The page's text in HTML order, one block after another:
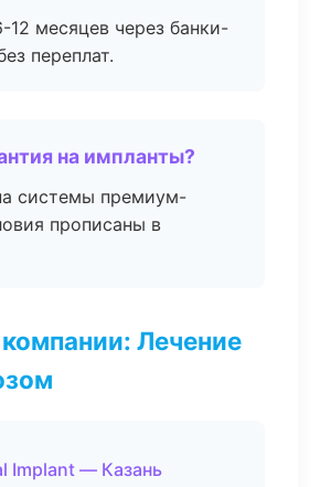
12 месяцев через банки-
переплат.
на импланты?
системы премиум-
прописаны в
Лечение
Implant — Казань